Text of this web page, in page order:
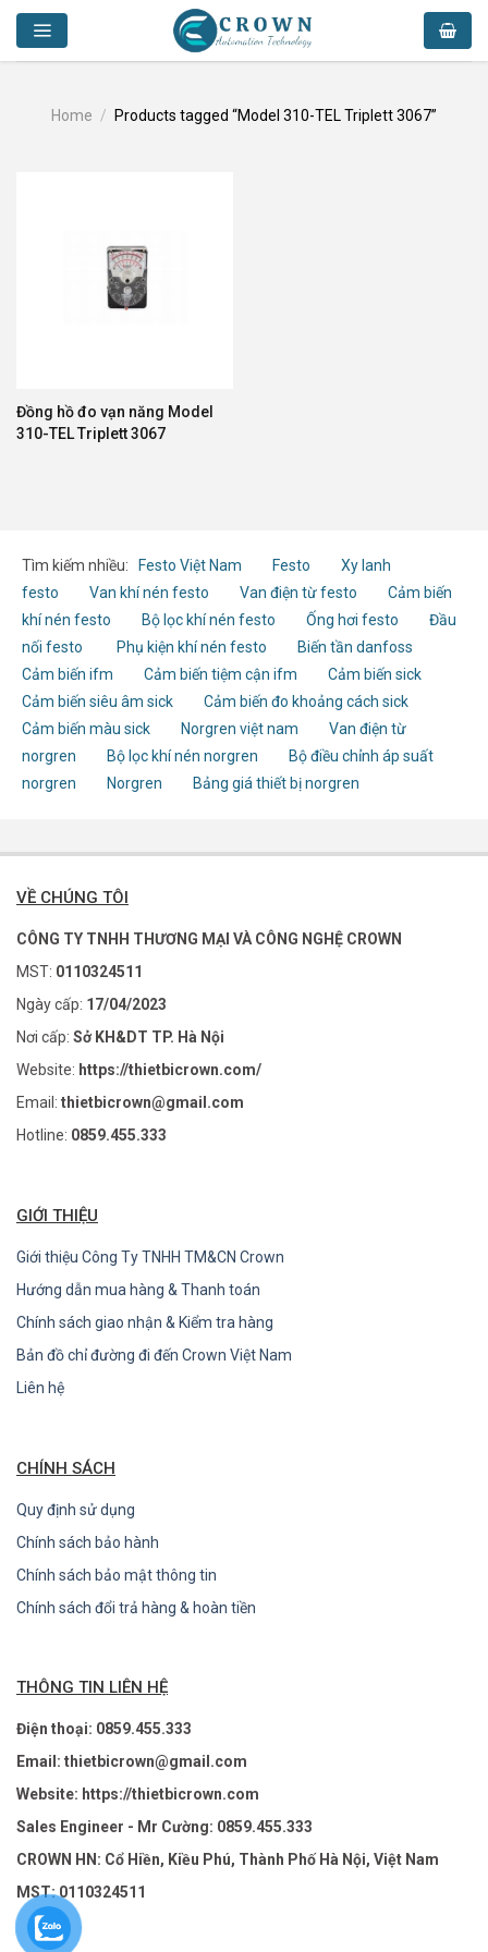
Skip
content
Home / Products tagged “Model 310-TEL Triplett 3067”
Đồng hồ đo vạn năng Model
310-TEL Triplett 3067
Tìm kiếm nhiều: Festo Việt Nam Festo
Xy lanh
festo
Van khí nén festo Van điện từ festo
Cảm biến
khí nén festo
Bộ lọc khí nén festo Ống hơi festo
Đầu
nối festo
Phụ kiện khí nén festo
Biến tần danfoss
Cảm biến ifm
Cảm biến tiệm cận ifm
Cảm biến sick
Cảm biến siêu âm sick
Cảm biến đo khoảng cách sick
Cảm biến màu sick
Norgren việt nam
Van điện từ
norgren
Bộ lọc khí nén norgren
Bộ điều chỉnh áp suất
norgren
Norgren Bảng giá thiết bị norgren
VỀ CHÚNG TÔI
CÔNG TY TNHH THƯƠNG MẠI VÀ CÔNG NGHỆ CROWN
MST: 0110324511
Ngày cấp: 17/04/2023
Nơi cấp: Sở KH&DT TP. Hà Nội
Website: https://thietbicrown.com/
Email: thietbicrown@gmail.com
Hotline: 0859.455.333
GIỚI THIỆU
Giới thiệu Công Ty TNHH TM&CN Crown
Hướng dẫn mua hàng & Thanh toán
Chính sách giao nhận & Kiểm tra hàng
Bản đồ chỉ đường đi đến Crown Việt Nam
Liên hệ
CHÍNH SÁCH
Quy định sử dụng
Chính sách bảo hành
Chính sách bảo mật thông tin
Chính sách đổi trả hàng & hoàn tiền
THÔNG TIN LIÊN HỆ
Điện thoại: 0859.455.333
Email: thietbicrown@gmail.com
Website: https://thietbicrown.com
Sales Engineer - Mr Cường: 0859.455.333
CROWN HN: Cổ Hiền, Kiều Phú, Thành Phố Hà Nội, Việt Nam
MST: 0110324511